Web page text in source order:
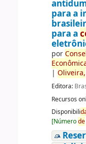
para a
para a
por
| Oliveira,
Editora:
Recursos
Disponibili
[Númerode